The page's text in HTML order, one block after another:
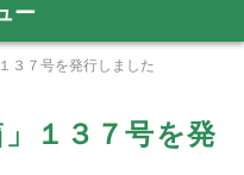
ー
３７号を発行しました
１３７号を発